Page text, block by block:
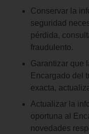
Conservar la
seguridad
pérdida,
fraudulento.
Garantizar que
Encargado del
exacta,
Actualizar la
oportuna al
novedades